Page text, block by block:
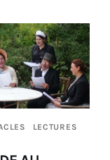
LECTURES